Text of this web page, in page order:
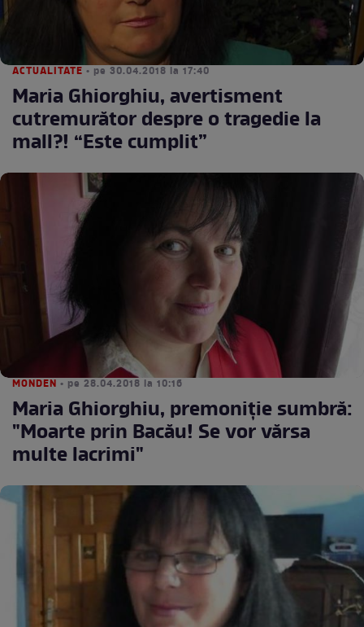
ACTUALITATE • pe 30.04.2018 la 17:40
Maria Ghiorghiu, avertisment
cutremurător despre o tragedie la
mall?! “Este cumplit”
MONDEN • pe 28.04.2018 la 10:16
Maria Ghiorghiu, premoniţie sumbră:
"Moarte prin Bacău! Se vor vărsa
multe lacrimi"